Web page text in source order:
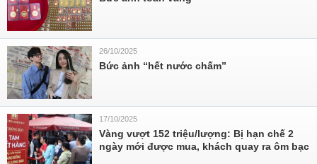
26/10/2025
Bức ảnh “hết nước chấm”
17/10/2025
Vàng vượt 152 triệu/lượng: Bị hạn chế 2
ngày mới được mua, khách quay ra ôm bạc